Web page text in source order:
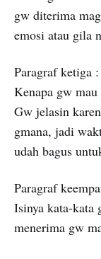
gw diterima
emosi atau gila
Paragraf ketiga :
Kenapa gw mau
Gw jelasin
gmana, jadi
udah bagus
Paragraf
Isinya kata-kata
menerima gw